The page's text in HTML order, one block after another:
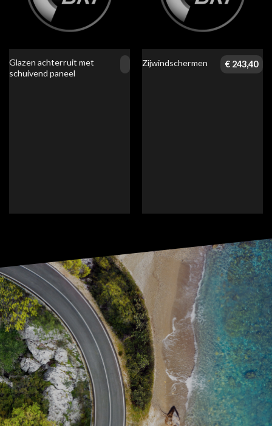
Glazen achterruit met
schuivend paneel
Zijwindschermen € 243,40